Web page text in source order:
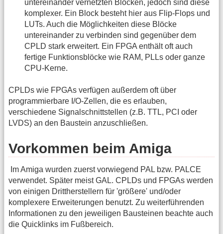
untereinander vernetzten Blöcken, jedoch sind diese
komplexer. Ein Block besteht hier aus Flip-Flops und
LUTs. Auch die Möglichkeiten diese Blöcke
untereinander zu verbinden sind gegenüber dem
CPLD stark erweitert. Ein FPGA enthält oft auch
fertige Funktionsblöcke wie RAM, PLLs oder ganze
CPU-Kerne.
CPLDs wie FPGAs verfügen außerdem oft über
programmierbare I/O-Zellen, die es erlauben,
verschiedene Signalschnittstellen (z.B. TTL, PCI oder
LVDS) an den Baustein anzuschließen.
Vorkommen beim Amiga
Im Amiga wurden zuerst vorwiegend PAL bzw. PALCE
verwendet. Später meist GAL. CPLDs und FPGAs werden
von einigen Drittherstellern für 'größere' und/oder
komplexere Erweiterungen benutzt. Zu weiterführenden
Informationen zu den jeweiligen Bausteinen beachte auch
die Quicklinks im Fußbereich.